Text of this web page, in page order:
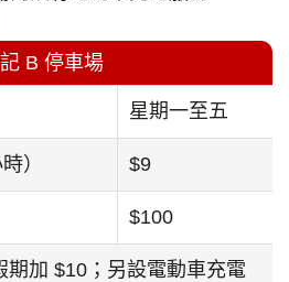
B 停車場
星期一至五
） $9
$100
期加 $10；另設電動車充電